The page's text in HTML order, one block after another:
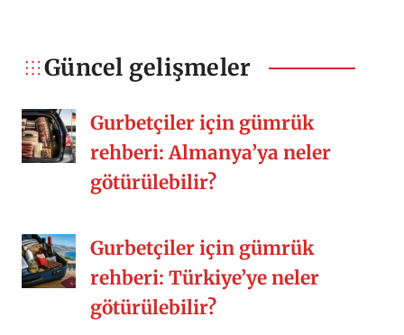
kalıyor. O güzel arkadaşlıklar,
kalabalık sofralar, misafirperverlik,
[…]
Güncel gelişmeler
Gurbetçiler için gümrük
rehberi: Almanya’ya neler
götürülebilir?
Gurbetçiler için gümrük
rehberi: Türkiye’ye neler
götürülebilir?